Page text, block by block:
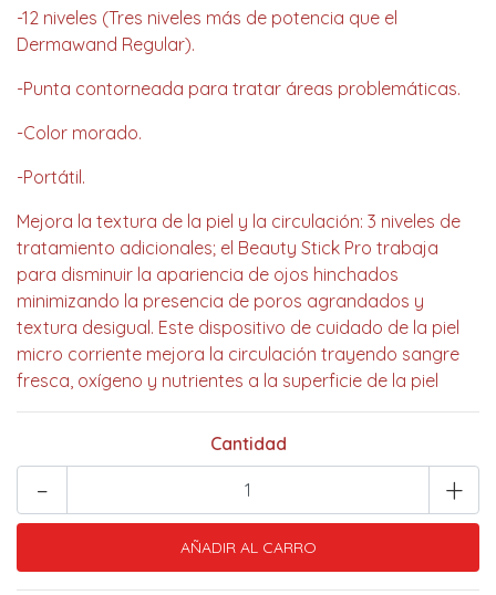
-12 niveles (Tres niveles más de potencia que el
Dermawand Regular).
-Punta contorneada para tratar áreas problemáticas.
-Color morado.
-Portátil.
Mejora la textura de la piel y la circulación: 3 niveles de
tratamiento adicionales; el Beauty Stick Pro trabaja
para disminuir la apariencia de ojos hinchados
minimizando la presencia de poros agrandados y
textura desigual. Este dispositivo de cuidado de la piel
micro corriente mejora la circulación trayendo sangre
fresca, oxígeno y nutrientes a la superficie de la piel
Cantidad
+
-